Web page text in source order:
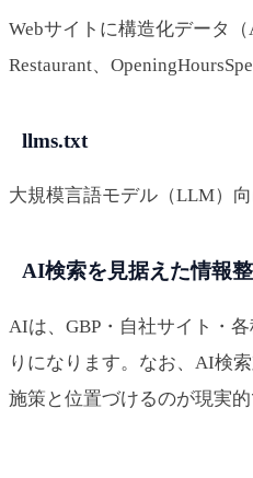
Webサイトに構造化データ
Restaurant、
llms.txt
大規模言語モデル（LLM）
AI検索を見据えた情報
AIは、GBP・自社サイト・
りになります。なお、AI検
施策と位置づけるのが現実的